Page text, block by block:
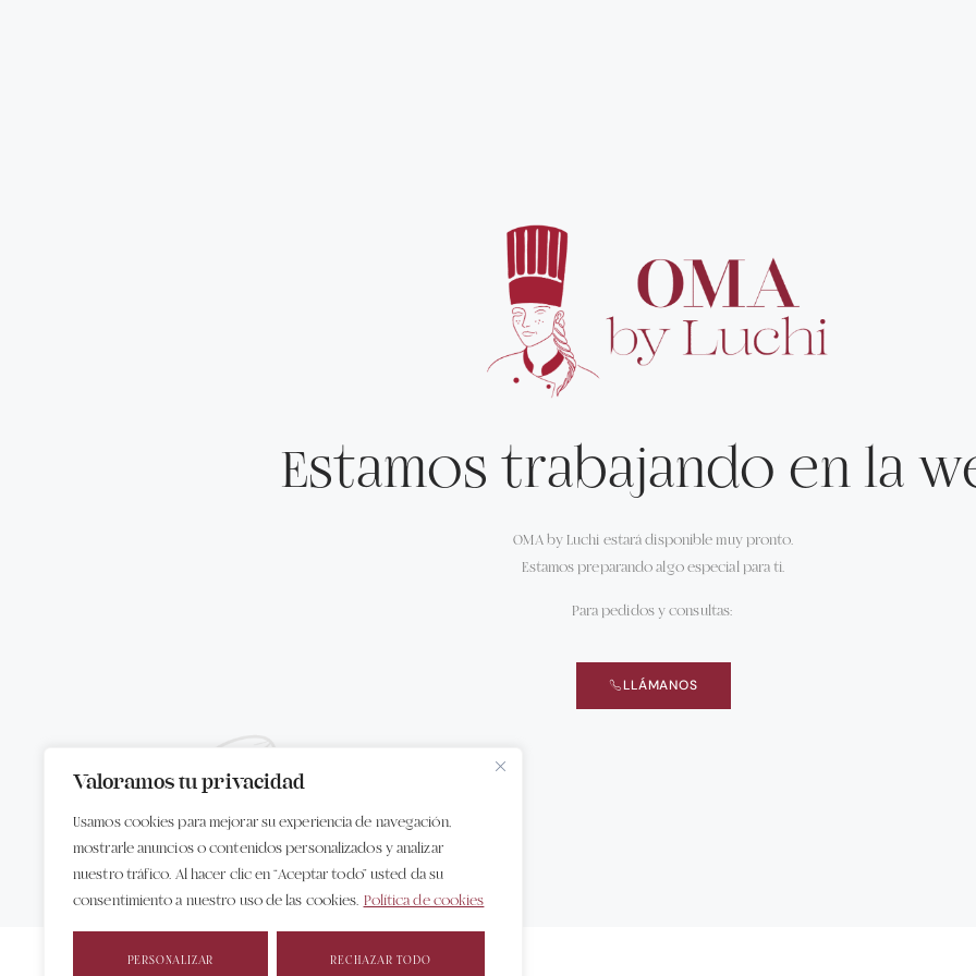
Valoramos tu privacidad
Usamos cookies para mejorar su experiencia de navegación,
mostrarle anuncios o contenidos personalizados y analizar
nuestro tráfico. Al hacer clic en “Aceptar todo” usted da su
consentimiento a nuestro uso de las cookies. Política de cookies
PERSONALIZAR RECHAZAR TODO
Estamos trabajando en la
OMA by Luchi estará disponible muy pronto.
Estamos preparando algo especial para ti.
Para pedidos y consultas:
LLÁMANOS